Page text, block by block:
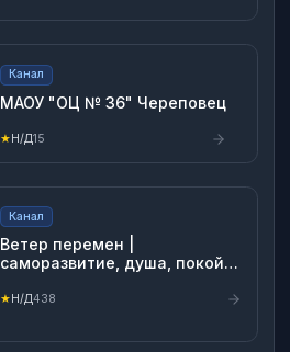
Канал
МАОУ "ОЦ № 36" Череповец
★Н/Д15
Канал
Ветер перемен |
саморазвитие, душа, покой,
★Н/Д438